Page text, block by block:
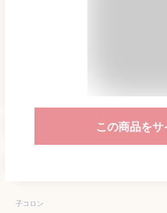
この商品を
子コロン